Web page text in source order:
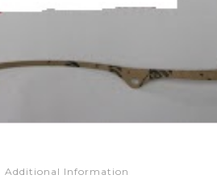
Additional Information